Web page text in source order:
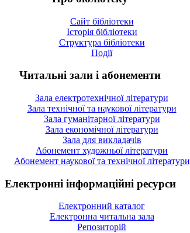
Сайт бібліотеки
Історія бібліотеки
Структура бібліотеки
Події
Читальні зали і абонементи
Зала електротехнічної літератури
Зала технічної та наукової літератури
Зала гуманітарної літератури
Зала економічної літератури
Зала для викладачів
Абонемент художньої літератури
Абонемент наукової та технічної літератури
Електронні інформаційні ресурси
Електронний каталог
Електронна читальна зала
Репозиторій